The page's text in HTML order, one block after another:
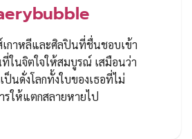
เกาหลีและศิลปินที่ชื่นชอบเข้า
ในจิตใจให้สมบูรณ์ เสมือนว่า
ป็นดั่งโลกทั้งใบของเธอที่ไม่
รให้แตกสลายหายไป